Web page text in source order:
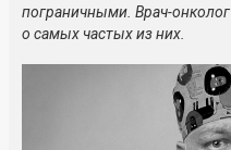
пограничными. Врач-онколог
о самых частых из них.